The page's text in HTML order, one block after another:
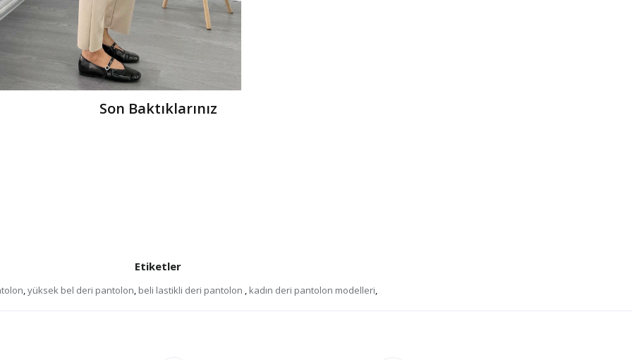
Son Baktıklarınız
Etiketler
,yüksek bel deri pantolon, beli lastikli deri pantolon , kadın deri pantolon modelleri,